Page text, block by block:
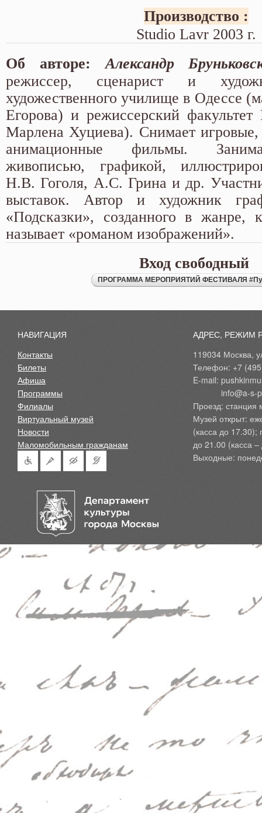
Производство :
Studio Lavr 2003 г.
Об авторе:Александр
режиссер, сценарист и
художественного училище в Одессе
Егорова) и режиссерский
Марлена Хуциева). Снимает
анимационные фильмы.
живописью, графикой,
Н.В. Гоголя, А.С. Грина и др.
выставок. Автор и художник
«Подсказки», созданного в жанре,
называет «романом изображений».
Вход свободный
НАВИГАЦИЯ
Контакты
Билеты
Афиша
Программы
Филиалы
Виртуальный музей
Новости
Маломобильным гражданам
АДРЕС, РЕЖИМ
119034 Москва,
Телефон: +7
E-mail:
Проезд: станция
Музей открыт:
(касса до 17.30);
до 21.00 (касса
Выходные: